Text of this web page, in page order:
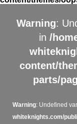
Warning:
in /
content/
parts/
Warning: Undefined
whiteknights.com/